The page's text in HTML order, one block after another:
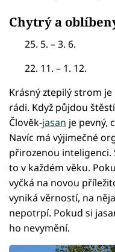
Chytrý a
25. 5. – 3. 6.
22. 11. – 1. 12.
Krásný ztepilý strom
rádi. Když půjdou
Člověk-jasan je pevný,
Navíc má výjimečné
přirozenou inteligenci.
to v každém věku.
vyčká na novou
vyniká věrností, na
nepotrpí. Pokud si
ho nevymění.